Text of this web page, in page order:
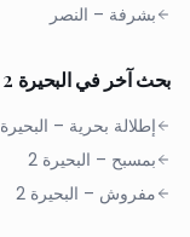
بشرفة – النصر
بحث آخر في البحيرة 2
إطلالة بحرية – البحيرة 2
بمسبح – البحيرة 2
مفروش – البحيرة 2